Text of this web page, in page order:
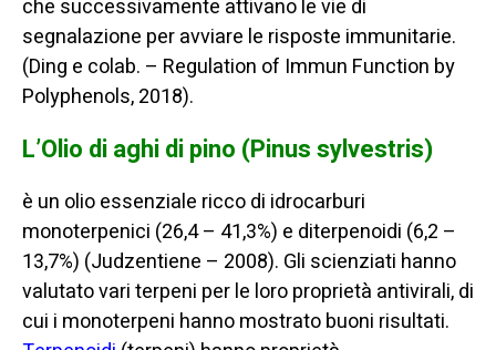
che successivamente attivano le vie di
segnalazione per avviare le risposte immunitarie.
(Ding e colab. – Regulation of Immun Function by
Polyphenols, 2018).
L’Olio di aghi di pino (Pinus sylvestris)
è un olio essenziale ricco di idrocarburi
monoterpenici (26,4 – 41,3%) e diterpenoidi (6,2 –
13,7%) (Judzentiene – 2008). Gli scienziati hanno
valutato vari terpeni per le loro proprietà antivirali, di
cui i monoterpeni hanno mostrato buoni risultati.